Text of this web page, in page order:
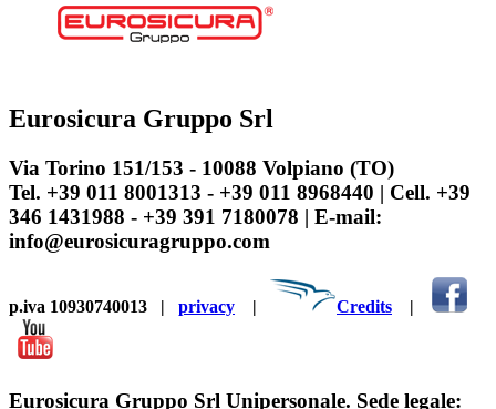
Eurosicura Gruppo Srl
Via Torino 151/153 - 10088 Volpiano (TO)
Tel. +39 011 8001313 - +39 011 8968440 | Cell. +39
346 1431988 - +39 391 7180078 | E-mail:
info@eurosicuragruppo.com
p.iva 10930740013 | privacy | Credits |
Eurosicura Gruppo Srl Unipersonale. Sede legale: